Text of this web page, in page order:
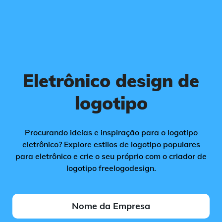
Eletrônico design de
logotipo
Procurando ideias e inspiração para o logotipo
eletrônico? Explore estilos de logotipo populares
para eletrônico e crie o seu próprio com o criador de
logotipo freelogodesign.